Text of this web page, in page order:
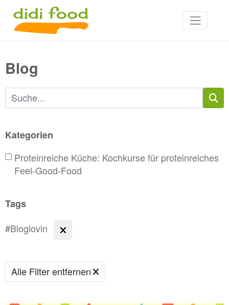
Blog
Suchbegriffe
Kategorien
Proteinreiche Küche: Kochkurse für proteinreiches
Feel-Good-Food
Tags
#Bloglovin
Alle Filter entfernen